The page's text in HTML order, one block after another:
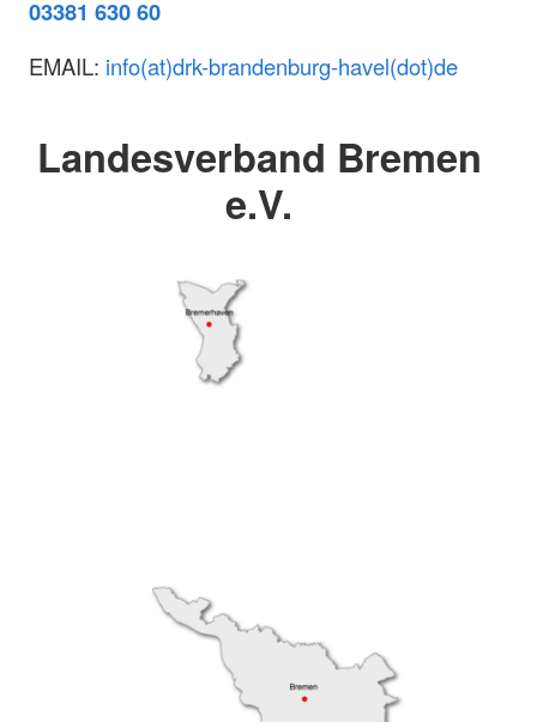
03381 630 60
EMAIL: info(at)drk-brandenburg-havel(dot)de
Landesverband Bremen
e.V.